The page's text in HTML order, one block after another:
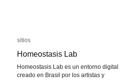
sitios
Homeostasis Lab
Homeostasis Lab es un entorno digital
creado en Brasil por los artistas y
sitios
Homeostasis Lab